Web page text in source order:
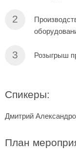
Розыгрыш
Спикеры:
Дмитрий
План